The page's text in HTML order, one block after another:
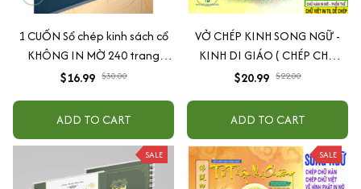
1 CUỐN Sổ chép kinh sách cổ
KHÔNG IN MỜ 240 trang
(không kèm hộp)
$16.99 $30.00
ADD TO CART
VỞ CHÉP KINH SONG NGỮ -
KINH DI GIÁO ( CHÉP CHỮ
HÁN + CHÉP CHỮ VIỆT ) -
$20.99 $22.00
ADD TO CART
SALE SALE